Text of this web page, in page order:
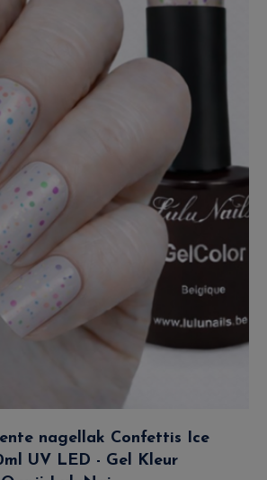
nagellak Confettis Ice
UV LED - Gel Kleur